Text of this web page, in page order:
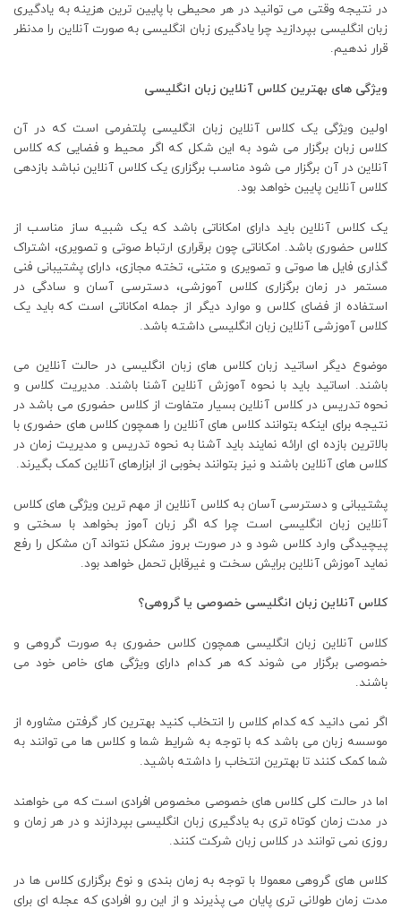
در نتیجه وقتی می توانید در هر محیطی با پایین ترین هزینه به یادگیری
زبان انگلیسی بپردازید چرا یادگیری زبان انگلیسی به صورت آنلاین را مدنظر
قرار ندهیم.
ویژگی های بهترین کلاس آنلاین زبان انگلیسی
اولین ویژگی یک کلاس آنلاین زبان انگلیسی پلتفرمی است که در آن
کلاس زبان برگزار می شود به این شکل که اگر محیط و فضایی که کلاس
آنلاین در آن برگزار می شود مناسب برگزاری یک کلاس آنلاین نباشد بازدهی
کلاس آنلاین پایین خواهد بود.
یک کلاس آنلاین باید دارای امکاناتی باشد که یک شبیه ساز مناسب از
کلاس حضوری باشد. امکاناتی چون برقراری ارتباط صوتی و تصویری، اشتراک
گذاری فایل ها صوتی و تصویری و متنی، تخته مجازی، دارای پشتیبانی فنی
مستمر در زمان برگزاری کلاس آموزشی، دسترسی آسان و سادگی در
استفاده از فضای کلاس و موارد دیگر از جمله امکاناتی است که باید یک
کلاس آموزشی آنلاین زبان انگلیسی داشته باشد.
موضوع دیگر اساتید زبان کلاس های زبان انگلیسی در حالت آنلاین می
باشند. اساتید باید با نحوه آموزش آنلاین آشنا باشند. مدیریت کلاس و
نحوه تدریس در کلاس آنلاین بسیار متفاوت از کلاس حضوری می باشد در
نتیجه برای اینکه بتوانند کلاس های آنلاین را همچون کلاس های حضوری با
بالاترین بازده ای ارائه نمایند باید آشنا به نحوه تدریس و مدیریت زمان در
کلاس های آنلاین باشند و نیز بتوانند بخوبی از ابزارهای آنلاین کمک بگیرند.
پشتیبانی و دسترسی آسان به کلاس آنلاین از مهم ترین ویژگی های کلاس
آنلاین زبان انگلیسی است چرا که اگر زبان آموز بخواهد با سختی و
پیچیدگی وارد کلاس شود و در صورت بروز مشکل نتواند آن مشکل را رفع
نماید آموزش آنلاین برایش سخت و غیرقابل تحمل خواهد بود.
کلاس آنلاین زبان انگلیسی خصوصی یا گروهی؟
کلاس آنلاین زبان انگلیسی همچون کلاس حضوری به صورت گروهی و
خصوصی برگزار می شوند که هر کدام دارای ویژگی های خاص خود می
باشند.
اگر نمی دانید که کدام کلاس را انتخاب کنید بهترین کار گرفتن مشاوره از
موسسه زبان می باشد که با توجه به شرایط شما و کلاس ها می توانند به
شما کمک کنند تا بهترین انتخاب را داشته باشید.
اما در حالت کلی کلاس های خصوصی مخصوص افرادی است که می خواهند
در مدت زمان کوتاه تری به یادگیری زبان انگلیسی بپردازند و در هر زمان و
روزی نمی توانند در کلاس زبان شرکت کنند.
کلاس های گروهی معمولا با توجه به زمان بندی و نوع برگزاری کلاس ها در
مدت زمان طولانی تری پایان می پذیرند و از این رو افرادی که عجله ای برای